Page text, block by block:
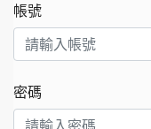
帳號
密碼